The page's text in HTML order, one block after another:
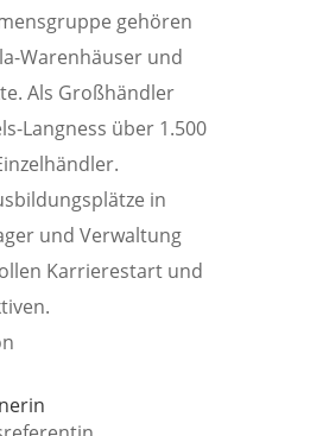
gehören
Warenhäuser und
Als Großhändler
Langness über 1.500
in
und Verwaltung
Karrierestart und